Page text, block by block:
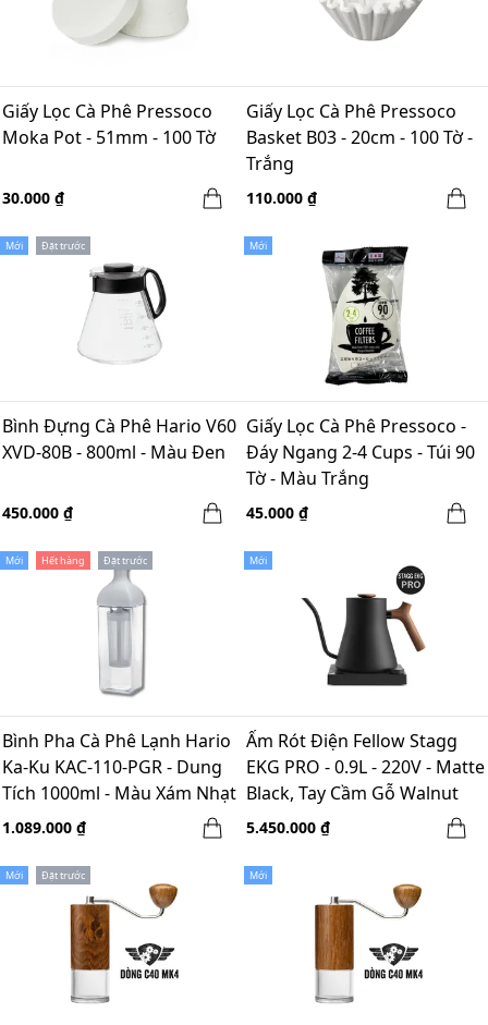
Giấy Lọc Cà Phê Pressoco
Moka Pot - 51mm - 100 Tờ
30.000 ₫
Giấy Lọc Cà Phê Pressoco
Basket B03 - 20cm - 100 Tờ -
Trắng
110.000 ₫
Mới Đặt trước
Bình Đựng Cà Phê Hario V60
XVD-80B - 800ml - Màu Đen
450.000 ₫
Mới
Giấy Lọc Cà Phê Pressoco -
Đáy Ngang 2-4 Cups - Túi 90
Tờ - Màu Trắng
45.000 ₫
Mới Hết hàng Đặt trước
Bình Pha Cà Phê Lạnh Hario
Ka-Ku KAC-110-PGR - Dung
Tích 1000ml - Màu Xám Nhạt
1.089.000 ₫
Mới
Ấm Rót Điện Fellow Stagg
EKG PRO - 0.9L - 220V - Matte
Black, Tay Cầm Gỗ Walnut
5.450.000 ₫
Mới Đặt trước Mới